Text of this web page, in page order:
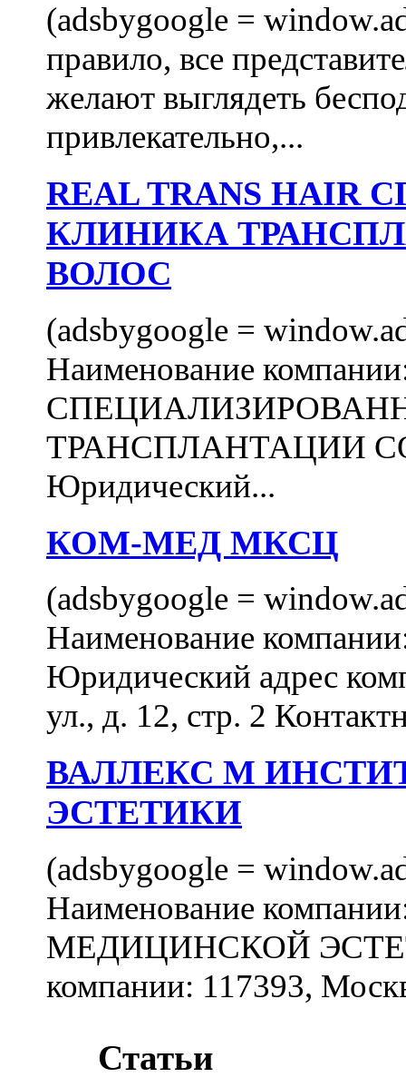
(adsbygoogle =
правило, все
желают выглядеть
привлекательно,...
REAL TRANS
КЛИНИКА
ВОЛОС
(adsbygoogle =
Наименование
ТРАНСПЛАНТАЦИИ
Юридический...
КОМ-МЕД МКСЦ
(adsbygoogle =
Наименование
Юридический адрес
ул., д. 12, стр. 2
ВАЛЛЕКС М
ЭСТЕТИКИ
(adsbygoogle =
Наименование
МЕДИЦИНСКОЙ
компании: 117393,
Статьи